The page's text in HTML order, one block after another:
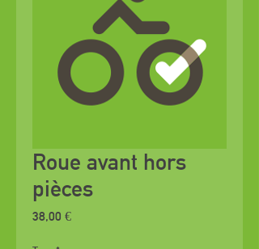
Roue avant hors
pièces
38,00 €Prix